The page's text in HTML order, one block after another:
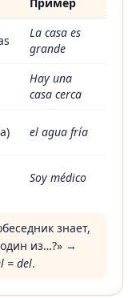
или
La casa es
grande
Hay una
casa cerca
el agua fría
Soy médico
знает,
из…?» →
= del.